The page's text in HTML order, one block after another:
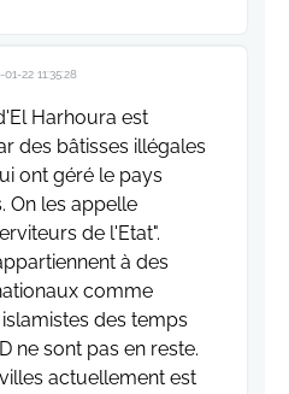
01-22 11:35:28
Harhoura est
des bâtisses illégales
ont géré le pays
On les appelle
de l'Etat".
à des
comme
des temps
ne sont pas en reste.
actuellement est